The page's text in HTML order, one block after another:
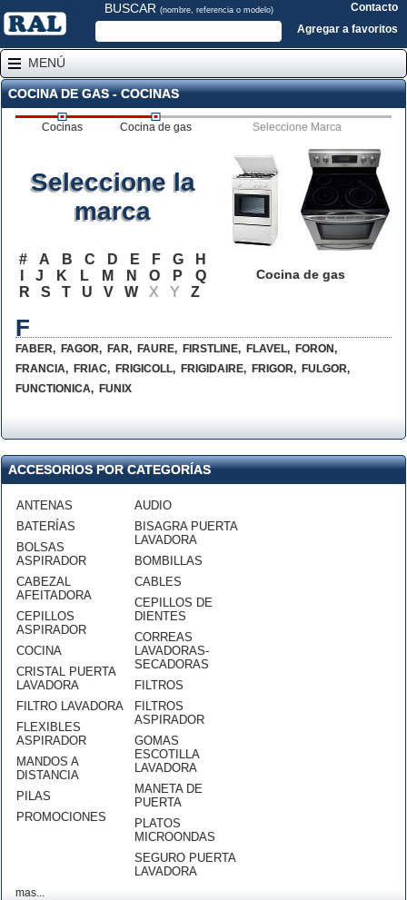
BUSCAR (nombre, referencia o modelo)
Contacto
Agregar a favoritos
MENÚ
COCINA DE GAS - COCINAS
Cocinas Cocina de gas Seleccione Marca
Cocina de gas
Seleccione la
marca
# A B C D E F G
H
J K L M N O P
Q
R
S T U V W X Y Z
F
FABER, FAGOR, FAR, FAURE, FIRSTLINE, FLAVEL, FORON,
FRANCIA, FRIAC, FRIGICOLL, FRIGIDAIRE, FRIGOR, FULGOR,
FUNCTIONICA, FUNIX
ACCESORIOS POR CATEGORÍAS
ANTENAS
BATERÍAS
BOLSAS
ASPIRADOR
CABEZAL
AFEITADORA
CEPILLOS
ASPIRADOR
COCINA
CRISTAL PUERTA
LAVADORA
FILTRO LAVADORA
FLEXIBLES
ASPIRADOR
MANDOS A
DISTANCIA
PILAS
PROMOCIONES
AUDIO
BISAGRA PUERTA
LAVADORA
BOMBILLAS
CABLES
CEPILLOS DE
DIENTES
CORREAS
LAVADORAS-
SECADORAS
FILTROS
FILTROS
ASPIRADOR
GOMAS
ESCOTILLA
LAVADORA
MANETA DE
PUERTA
PLATOS
MICROONDAS
SEGURO PUERTA
LAVADORA
mas...